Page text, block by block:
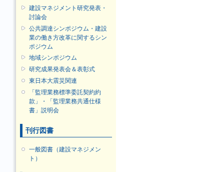
建設マネジメント研究発表・
討論会
公共調達シンポジウム・建設
業の働き方改革に関するシン
ポジウム
地域シンポジウム
研究成果発表会＆表彰式
東日本大震災関連
「監理業務標準委託契約約
款」・「監理業務共通仕様
書」説明会
刊行図書
一般図書（建設マネジメン
ト）